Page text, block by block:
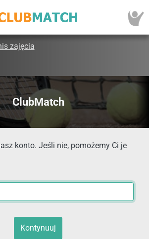
zajęcia
ClubMatch
konto. Jeśli nie, pomożemy Ci je
Kontynuuj